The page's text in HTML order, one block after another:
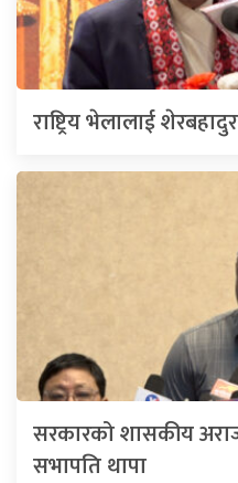
राष्ट्रिय भेलालाई
सरकारको शासकीय
सभापति थापा